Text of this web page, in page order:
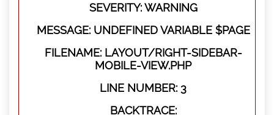
SEVERITY: WARNING
MESSAGE: UNDEFINED VARIABLE $PAGE
FILENAME: LAYOUT/RIGHT-SIDEBAR-
MOBILE-VIEW.PHP
LINE NUMBER: 3
BACKTRACE: